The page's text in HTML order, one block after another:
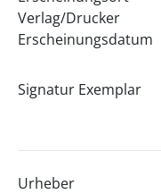
Verlag/Drucker
Erscheinungsdatum
Signatur Exemplar
Urheber